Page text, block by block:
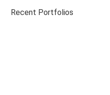
Recent Portfolios